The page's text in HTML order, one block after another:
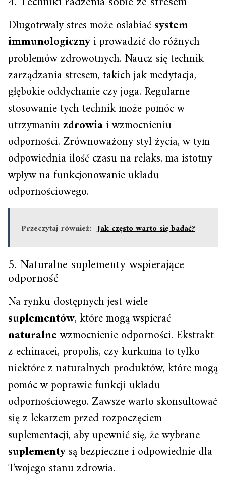
Długotrwały stres może osłabiaćsystem
immunologicznyi prowadzić do różnych
problemów zdrowotnych. Naucz się technik
zarządzania stresem, takich jak medytacja,
głębokie oddychanie czy joga. Regularne
stosowanie tych technik może pomóc w
utrzymaniuzdrowiai wzmocnieniu
odporności. Zrównoważony styl życia, w tym
odpowiednia ilość czasu na relaks, ma istotny
wpływ na funkcjonowanie układu
odpornościowego.
Przeczytaj również: Jak często warto się badać?
5. Naturalne suplementy wspierające
odporność
Na rynku dostępnych jest wiele
suplementów, które mogą wspierać
naturalnewzmocnienie odporności. Ekstrakt
z echinacei, propolis, czy kurkuma to tylko
niektóre z naturalnych produktów, które mogą
pomóc w poprawie funkcji układu
odpornościowego. Zawsze warto skonsultować
się z lekarzem przed rozpoczęciem
suplementacji, aby upewnić się, że wybrane
suplementysą bezpieczne i odpowiednie dla
Twojego stanu zdrowia.